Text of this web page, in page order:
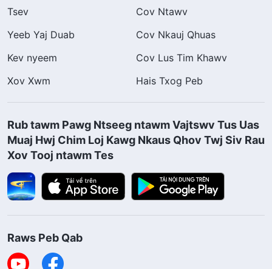
Tsev
Cov Ntawv
Yeeb Yaj Duab
Cov Nkauj Qhuas
Kev nyeem
Cov Lus Tim Khawv
Xov Xwm
Hais Txog Peb
Rub tawm Pawg Ntseeg ntawm Vajtswv Tus Uas
Muaj Hwj Chim Loj Kawg Nkaus Qhov Twj Siv Rau
Xov Tooj ntawm Tes
Raws Peb Qab